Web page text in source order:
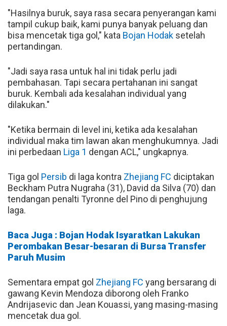
"Hasilnya buruk, saya rasa secara penyerangan kami
tampil cukup baik, kami punya banyak peluang dan
bisa mencetak tiga gol," kata Bojan Hodak setelah
pertandingan.
"Jadi saya rasa untuk hal ini tidak perlu jadi
pembahasan. Tapi secara pertahanan ini sangat
buruk. Kembali ada kesalahan individual yang
dilakukan."
"Ketika bermain di level ini, ketika ada kesalahan
individual maka tim lawan akan menghukumnya. Jadi
ini perbedaan Liga 1 dengan ACL," ungkapnya.
Tiga gol Persib di laga kontra Zhejiang FC diciptakan
Beckham Putra Nugraha (31), David da Silva (70) dan
tendangan penalti Tyronne del Pino di penghujung
laga.
Baca Juga : Bojan Hodak Isyaratkan Lakukan
Perombakan Besar-besaran di Bursa Transfer
Paruh Musim
Sementara empat gol Zhejiang FC yang bersarang di
gawang Kevin Mendoza diborong oleh Franko
Andrijasevic dan Jean Kouassi, yang masing-masing
mencetak dua gol.